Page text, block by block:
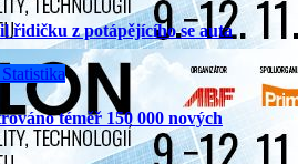
řidičku z potápějícího se auta
Statistika
téměř 150 000 nových